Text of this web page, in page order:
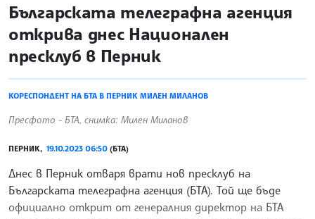
site.bta
Българската телеграфна агенция
открива днес Национален
пресклуб в Перник
КОРЕСПОНДЕНТ НА БТА В ПЕРНИК МИЛЕН МИЛАНОВ
Пресфото - БТА, снимка: Милен Миланов
ПЕРНИК, 19.10.2023 06:50 (БТА)
Днес в Перник отваря врати нов пресклуб на
Българската телеграфна агенция (БТА). Той ще бъде
официално открит от генералния директор на БТА